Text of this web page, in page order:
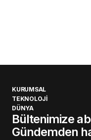
KURUMSAL
TEKNOLOJİ
DÜNYA
Bültenimize
Gündemden